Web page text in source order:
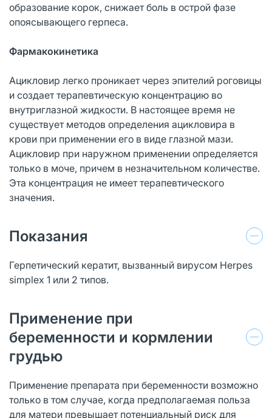
образование корок, снижает боль в острой фазе
опоясывающего герпеса.
Фармакокинетика
Ацикловир легко проникает через эпителий роговицы
и создает терапевтическую концентрацию во
внутриглазной жидкости. В настоящее время не
существует методов определения ацикловира в
крови при применении его в виде глазной мази.
Ацикловир при наружном применении определяется
только в моче, причем в незначительном количестве.
Эта концентрация не имеет терапевтического
значения.
Показания
Герпетический кератит, вызванный вирусом Herpes
simplex 1 или 2 типов.
Применение при
беременности и кормлении
грудью
Применение препарата при беременности возможно
только в том случае, когда предполагаемая польза
для матери превышает потенциальный риск для